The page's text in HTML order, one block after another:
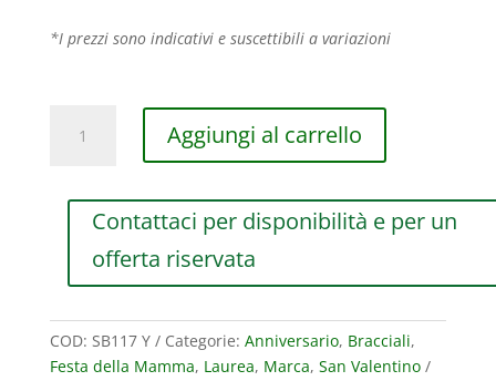
*I prezzi sono indicativi e suscettibili a variazioni
RIGIDO
LUNARIA
FASCIA
LARGA
quantità
Aggiungi al carrello
Contattaci per disponibilità e per un
offerta riservata
COD: SB117 Y Categorie: Anniversario, Bracciali,
Festa della Mamma, Laurea, Marca, San Valentino